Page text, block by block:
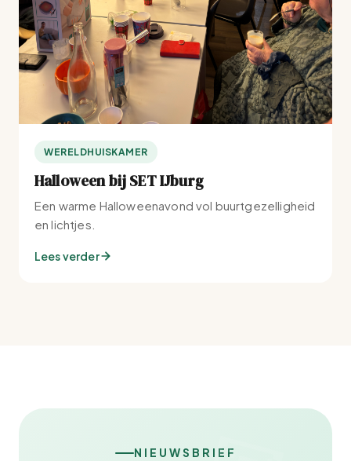
WERELDHUISKAMER
Halloween bij SET IJburg
Een warme Halloweenavond vol buurtgezelligheid
en lichtjes.
Lees verder
NIEUWSBRIEF